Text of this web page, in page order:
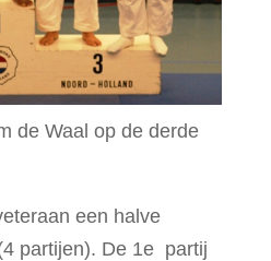
de Waal op de derde
een halve
partijen). De 1e partij